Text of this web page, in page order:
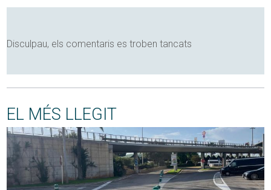
Disculpau, els comentaris es troben tancats
EL MÉS LLEGIT